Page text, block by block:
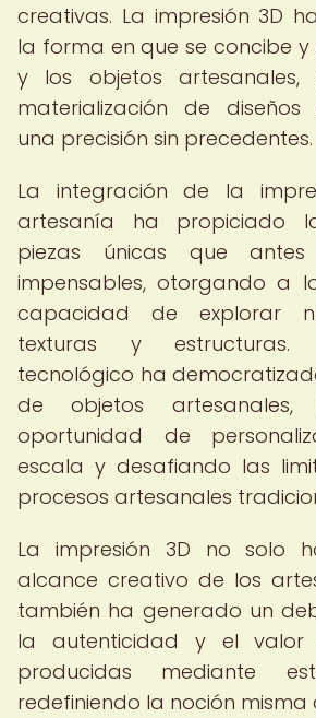
creativas. La impresión 3D
la forma en que se concibe
y los objetos artesanales,
materialización de diseños
una precisión sin precedentes.
La integración de la
artesanía ha propiciado
piezas únicas que
impensables, otorgando a
capacidad de explorar
texturas y estructuras.
tecnológico ha
de objetos artesanales,
oportunidad de
escala y desafiando las
procesos artesanales
La impresión 3D no solo
alcance creativo de los
también ha generado un
la autenticidad y el valor
producidas mediante
redefiniendo la noción